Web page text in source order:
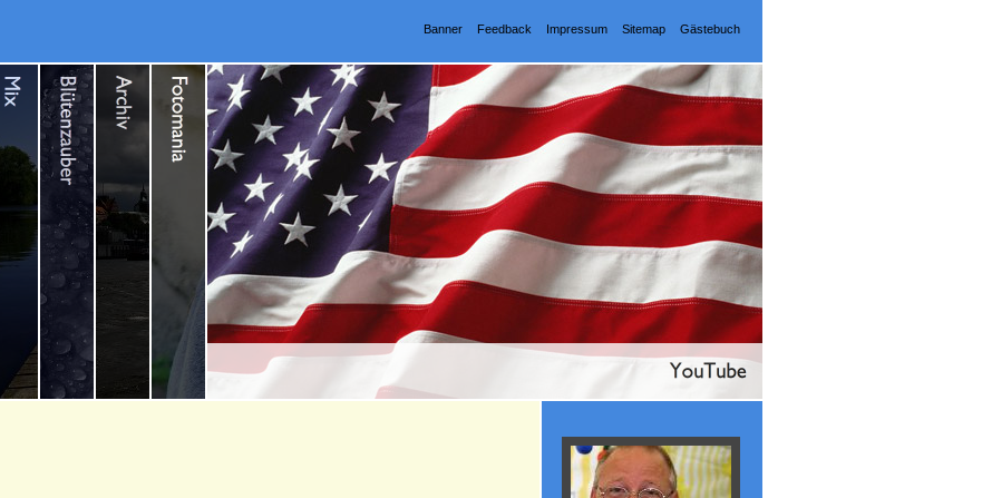
Banner Feedback Impressum Sitemap Gästebuch